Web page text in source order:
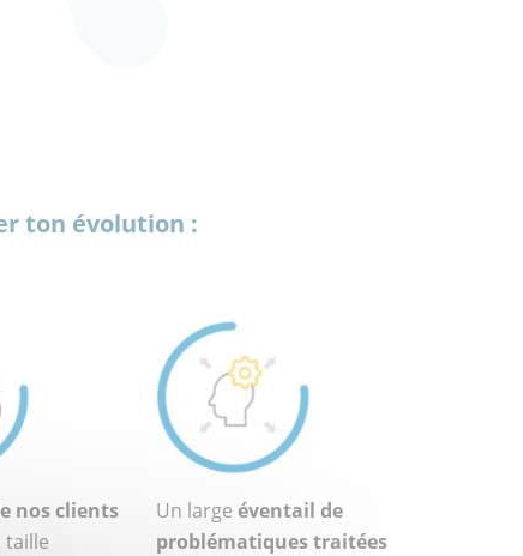
ton évolution :
nos clients
taille
Un large éventail de
problématiques traitées